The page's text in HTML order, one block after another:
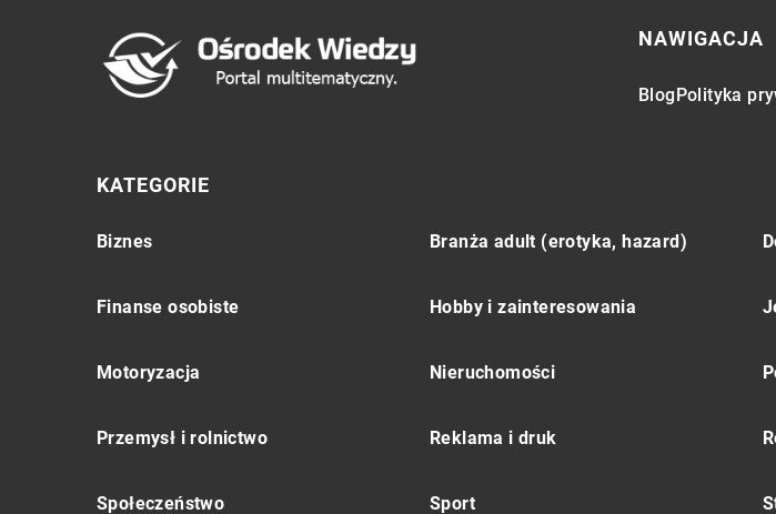
NAWIGACJA
BlogPolityka
KATEGORIE
Biznes Branża adult (erotyka, hazard)
Finanse osobiste Hobby i zainteresowania
Motoryzacja Nieruchomości
Przemysł i rolnictwo Reklama i druk
Społeczeństwo Sport